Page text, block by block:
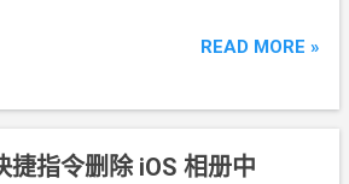
READ MORE »
捷指令删除 iOS 相册中